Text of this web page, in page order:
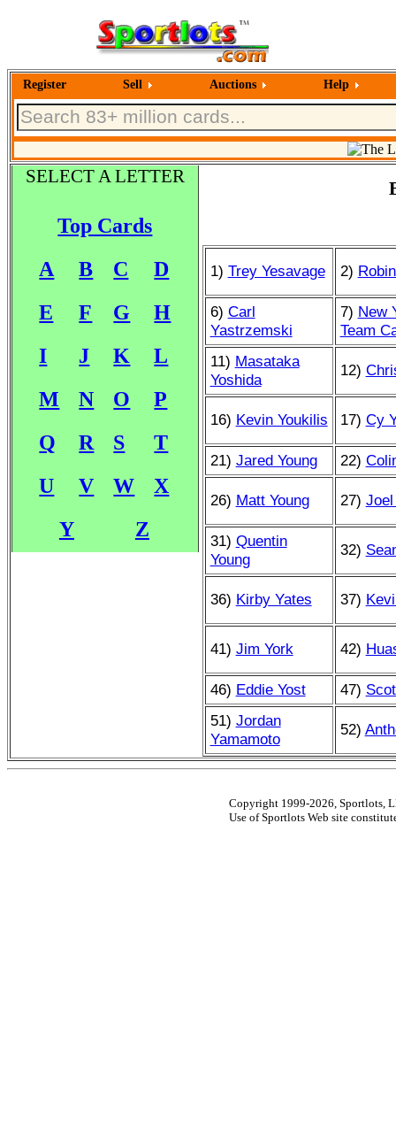
Register Sell Auctions Help
SELECT A LETTER
Top Cards
A
B C
D
E
F G
H
I
J K
L
M
N O
P
Q
R S
T
U
V W
X
Y
Z
1) Trey Yesavage 2)
6) Carl
Yastrzemski
7) New
Team
11) Masataka
Yoshida
12)
16) Kevin Youkilis 17) Cy
21) Jared Young 22)
26) Matt Young 27) Joel
31) Quentin
Young
32)
36) Kirby Yates 37)
41) Jim York 42)
46) Eddie Yost 47)
51) Jordan
Yamamoto
52)
Copyright 1999-2026, Sportlots,
Use of Sportlots Web site